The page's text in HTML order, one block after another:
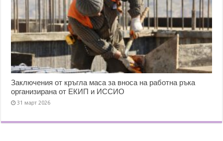
Заключения от кръгла маса за вноса на работна ръка
организирана от ЕКИП и ИССИО
31 март 2026